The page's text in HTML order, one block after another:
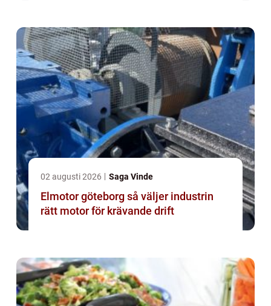
02 augusti 2026 Saga Vinde
Elmotor göteborg så väljer industrin
rätt motor för krävande drift